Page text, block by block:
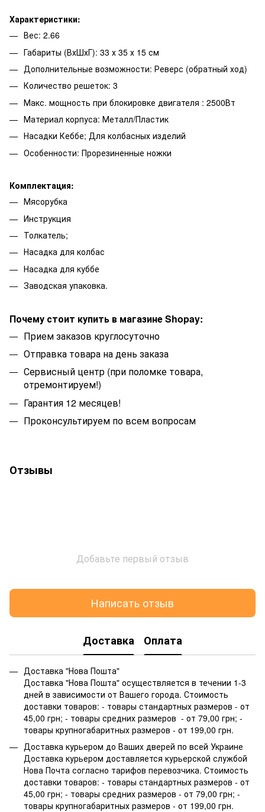
Характеристики:
Вес: 2.66
Габариты (ВхШхГ): 33 х 35 х 15 см
Дополнительные возможности: Реверс (обратный ход)
Количество решеток: 3
Макс. мощность при блокировке двигателя : 2500Вт
Материал корпуса: Металл/Пластик
Насадки Кеббе; Для колбасных изделий
Особенности: Прорезиненные ножки
Комплектация:
Мясорубка
Инструкция
Толкатель;
Насадка для колбас
Насадка для куббе
Заводская упаковка.
Почему стоит купить в магазине Shopay:
Прием заказов круглосуточно
Отправка товара на день заказа
Сервисный центр (при поломке товара,
отремонтируем!)
Гарантия 12 месяцев!
Проконсультируем по всем вопросам
Отзывы
Добавьте первый отзыв
Написать отзыв
Доставка Оплата
Доставка "Нова Пошта"
Доставка "Нова Пошта" осуществляется в течении 1-3
дней в зависимости от Вашего города. Стоимость
доставки товаров: - товары стандартных размеров - от
45,00 грн; - товары средних размеров - от 79,00 грн; -
товары крупногабаритных размеров - от 199,00 грн.
Доставка курьером до Ваших дверей по всей Украине
Доставка курьером доставляется курьерской службой
Нова Почта согласно тарифов перевозчика. Стоимость
доставки товаров: - товары стандартных размеров - от
45,00 грн; - товары средних размеров - от 79,00 грн; -
товары крупногабаритных размеров - от 199,00 грн.